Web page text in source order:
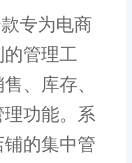
专为电商
管理工
、库存、
功能。系
的集中管